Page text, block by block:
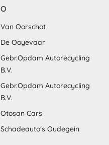
O
Van Oorschot
De Ooyevaar
Gebr.Opdam Autorecycling
B.V.
Gebr.Opdam Autorecycling
B.V.
Otosan Cars
Schadeauto's Oudegein